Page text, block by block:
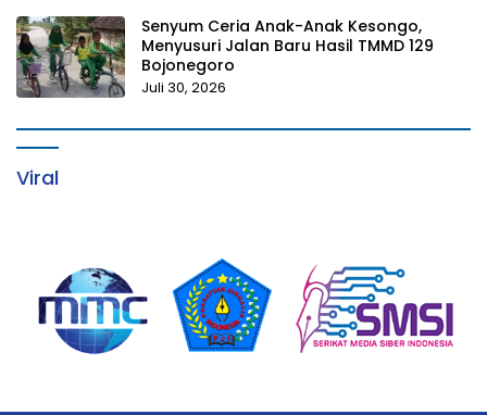
Senyum Ceria Anak-Anak Kesongo,
Menyusuri Jalan Baru Hasil TMMD 129
Bojonegoro
Juli 30, 2026
Viral